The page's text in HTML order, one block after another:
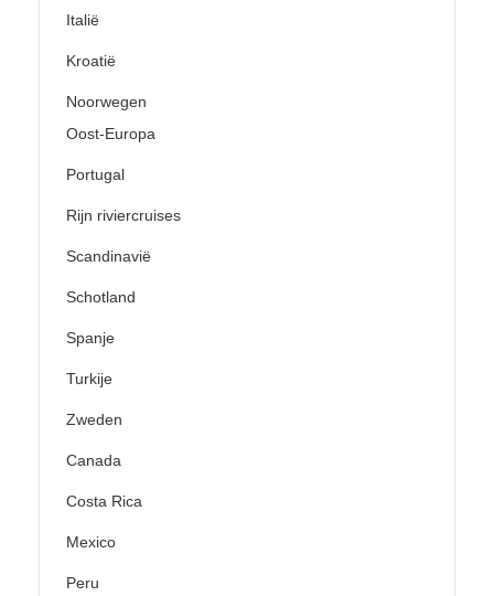
Italië
Kroatië
Noorwegen
Oost-Europa
Portugal
Rijn riviercruises
Scandinavië
Schotland
Spanje
Turkije
Zweden
Canada
Costa Rica
Mexico
Peru